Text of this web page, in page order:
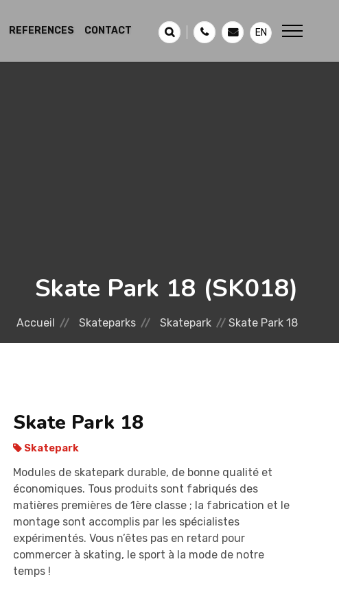
REFERENCES CONTACT EN
Skate Park 18 (SK018)
Accueil Skateparks Skatepark Skate Park 18
Skate Park 18
Skatepark
Modules de skatepark durable, de bonne qualité et
économiques. Tous produits sont fabriqués des
matières premières de 1ère classe ; la fabrication et le
montage sont accomplis par les spécialistes
expérimentés. Vous n’êtes pas en retard pour
commercer à skating, le sport à la mode de notre
temps !